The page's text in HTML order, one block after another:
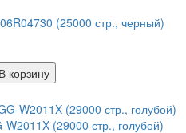
(25000 стр., черный)
В корзину
(29000 стр., голубой)